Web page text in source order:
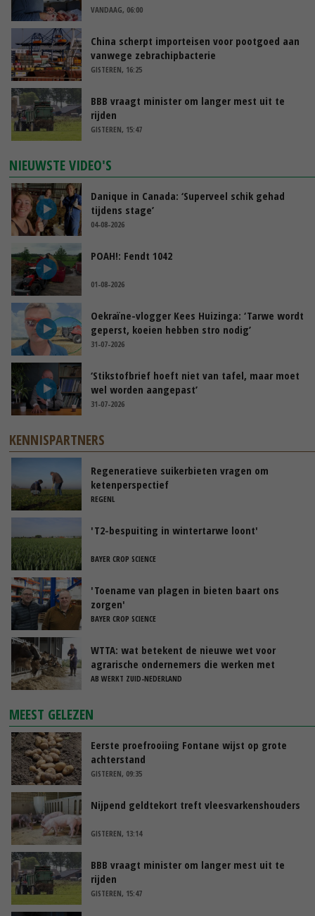
VANDAAG, 06:00
China scherpt importeisen voor pootgoed aan
vanwege zebrachipbacterie
GISTEREN, 16:25
BBB vraagt minister om langer mest uit te
rijden
GISTEREN, 15:47
NIEUWSTE VIDEO'S
Danique in Canada: ‘Superveel schik gehad
tijdens stage’
04-08-2026
POAH!: Fendt 1042
01-08-2026
Oekraïne-vlogger Kees Huizinga: ‘Tarwe wordt
geperst, koeien hebben stro nodig’
31-07-2026
‘Stikstofbrief hoeft niet van tafel, maar moet
wel worden aangepast’
31-07-2026
KENNISPARTNERS
Regeneratieve suikerbieten vragen om
ketenperspectief
REGENL
'T2-bespuiting in wintertarwe loont'
BAYER CROP SCIENCE
'Toename van plagen in bieten baart ons
zorgen'
BAYER CROP SCIENCE
WTTA: wat betekent de nieuwe wet voor
agrarische ondernemers die werken met
uitzendkrachten?
AB WERKT ZUID-NEDERLAND
MEEST GELEZEN
Eerste proefrooiing Fontane wijst op grote
achterstand
GISTEREN, 09:35
Nijpend geldtekort treft vleesvarkenshouders
GISTEREN, 13:14
BBB vraagt minister om langer mest uit te
rijden
GISTEREN, 15:47